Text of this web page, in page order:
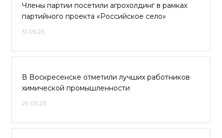
Члены партии посетили агрохолдинг в рамках
партийного проекта «Российское село»
31.05.23
В Воскресенске отметили лучших работников
химической промышленности
29.05.23